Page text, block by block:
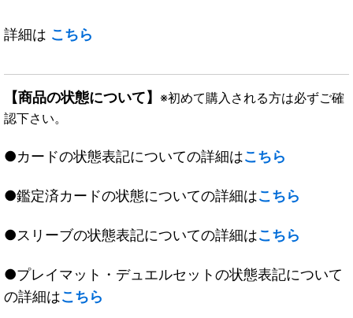
詳細は こちら
【商品の状態について】 ※初めて購入される方は必ずご確
認下さい。
●カードの状態表記についての詳細はこちら
●鑑定済カードの状態についての詳細はこちら
●スリーブの状態表記についての詳細はこちら
●プレイマット・デュエルセットの状態表記について
の詳細はこちら